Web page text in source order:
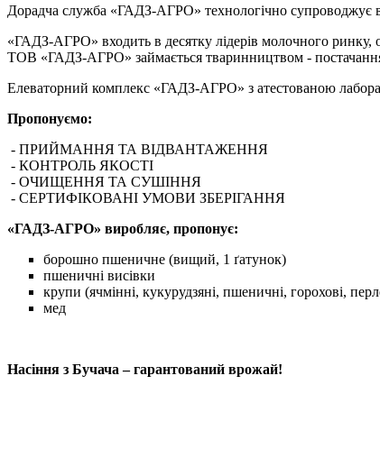
Дорадча служба «ГАДЗ-АГРО» технологічно супроводжує
«ГАДЗ-АГРО» входить в десятку лідерів молочного ринку,
ТОВ «ГАДЗ-АГРО» займається тваринництвом -
Елеваторний комплекс «ГАДЗ-АГРО» з атестованою
Пропонуємо:
- ПРИЙМАННЯ ТА ВІДВАНТАЖЕННЯ
- КОНТРОЛЬ ЯКОСТІ
- ОЧИЩЕННЯ ТА СУШІННЯ
- СЕРТИФІКОВАНІ УМОВИ ЗБЕРІГАННЯ
«ГАДЗ-АГРО» виробляє, пропонує:
борошно пшеничне (вищий, 1 ґатунок)
пшеничні висівки
крупи (ячмінні, кукурудзяні, пшеничні, горохові,
мед
Насіння з Бучача – гарантований врожай!